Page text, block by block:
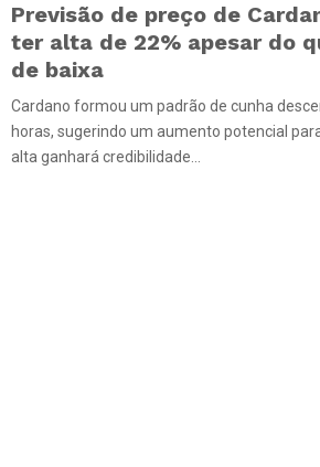
Previsão de preço de
ter alta de 22% apesar do
de baixa
Cardano formou um padrão de cunha
horas, sugerindo um aumento potencial
alta ganhará credibilidade...